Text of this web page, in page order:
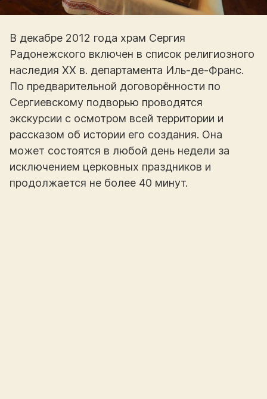
В декабре 2012 года храм Сергия
Радонежского включен в список религиозного
наследия XX в. департамента Иль-де-Франс.
По предварительной договорённости по
Сергиевскому подворью проводятся
экскурсии с осмотром всей территории и
рассказом об истории его создания. Она
может состоятся в любой день недели за
исключением церковных праздников и
продолжается не более 40 минут.